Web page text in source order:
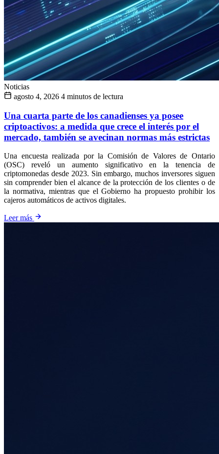
Noticias
agosto 4, 2026 4 minutos de lectura
Una cuarta parte de los canadienses ya posee
criptoactivos: a medida que crece el interés por el
mercado, también se avecinan normas más estrictas
Una encuesta realizada por la Comisión de Valores de Ontario
(OSC) reveló un aumento significativo en la tenencia de
criptomonedas desde 2023. Sin embargo, muchos inversores siguen
sin comprender bien el alcance de la protección de los clientes o de
la normativa, mientras que el Gobierno ha propuesto prohibir los
cajeros automáticos de activos digitales.
Leer más